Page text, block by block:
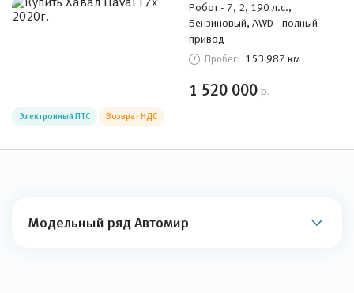
Робот - 7, 2, 190 л.с.,
Бензиновый, AWD - полный
привод
Пробег: 153 987 км
1 520 000 р.
Электронный ПТС Возврат НДС
Модельный ряд Автомир